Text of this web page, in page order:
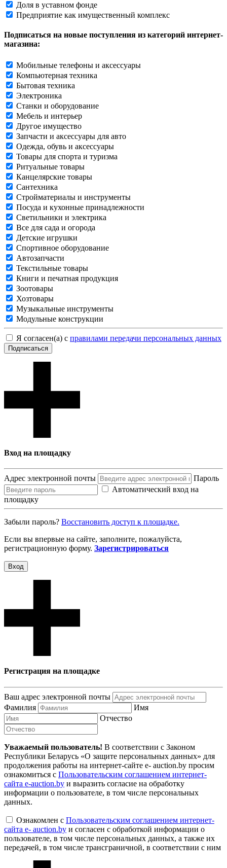
Доля в уставном фонде
Предприятие как имущественный комплекс
Подписаться на новые поступления из категорий интернет-
магазина:
Мобильные телефоны и аксессуары
Компьютерная техника
Бытовая техника
Электроника
Станки и оборудование
Мебель и интерьер
Другое имущество
Запчасти и аксессуары для авто
Одежда, обувь и аксессуары
Товары для спорта и туризма
Ритуальные товары
Канцелярские товары
Сантехника
Стройматериалы и инструменты
Посуда и кухонные принадлежности
Светильники и электрика
Все для сада и огорода
Детские игрушки
Спортивное оборудование
Автозапчасти
Текстильные товары
Книги и печатная продукция
Зоотовары
Хозтовары
Музыкальные инструменты
Модульные конструкции
Я согласен(а) с правилами передачи персональных данных
Подписаться
Вход на площадку
Адрес электронной почты
Пароль
Автоматический вход на
площадку
Забыли пароль? Восcтановить доступ к площадке.
Если вы впервые на сайте, заполните, пожалуйста,
регистрационную форму. Зарегистрироваться
Вход
Регистрация на площадке
Ваш адрес электронной почты
Фамилия
Имя
Отчество
Уважаемый пользователь! В соответствии с Законом
Республики Беларусь «О защите персональных данных» для
продолжения работы на интернет-сайте e- auction.by просим
ознакомиться с Пользовательским соглашением интернет-
сайта e-auction.by и выразить согласие на обработку
информации о пользователе, в том числе персональных
данных.
Ознакомлен с Пользовательским соглашением интернет-
сайта e- auction.by и согласен с обработкой информации о
пользователе, в том числе персональных данных, а также их
передачей, в том числе трансграничной, в соответствии с ним